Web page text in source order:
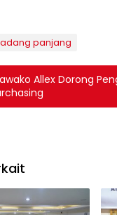
panjang
Allex Dorong